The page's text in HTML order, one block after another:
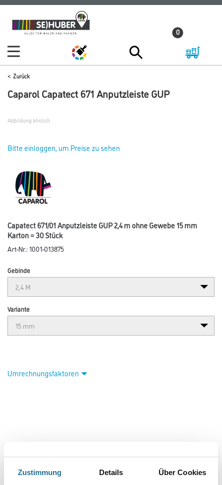
Zustimmung Details Über Cookies
Zum
Inhalt
Zum
Navigationsmenü
0
Zurück
Caparol Capatect 671 Anputzleiste GUP
Abbildung ähnlich
Bitte einloggen, um Preise zu sehen
Capatect 671/01 Anputzleiste GUP 2,4 m ohne Gewebe 15 mm
Karton = 30 Stück
Art-Nr.:1001-013875
Gebinde
Variante
Umrechnungsfaktoren